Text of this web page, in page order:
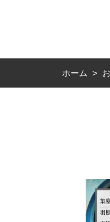
ホーム >